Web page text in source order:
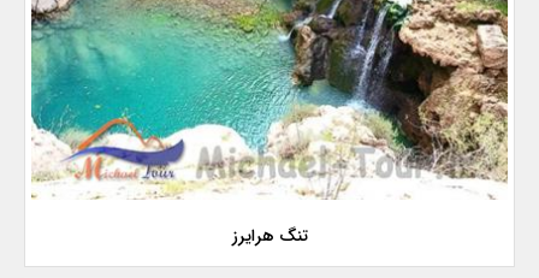
تنگ هرایرز